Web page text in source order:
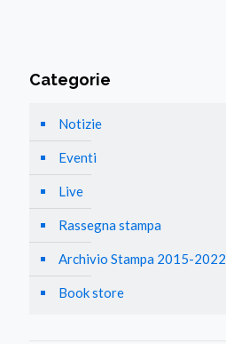
Categorie
Notizie
Eventi
Live
Rassegna stampa
Archivio Stampa 2015-2022
Book store